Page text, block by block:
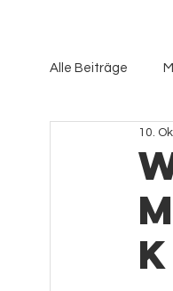
Alle Beiträge
10.